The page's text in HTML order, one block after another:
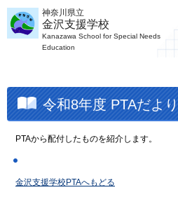
神奈川県立
金沢支援学校
Kanazawa School for Special Needs
Education
令和8年度 PTAだより
PTAから配付したものを紹介します。
金沢支援学校PTAへもどる